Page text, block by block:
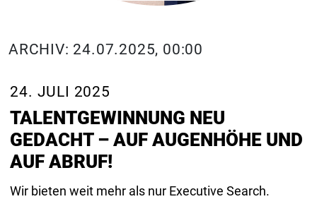
ARCHIV: 24.07.2025, 00:00
24. JULI 2025
TALENTGEWINNUNG NEU
GEDACHT – AUF AUGENHÖHE UND
AUF ABRUF!
Wir bieten weit mehr als nur Executive Search.